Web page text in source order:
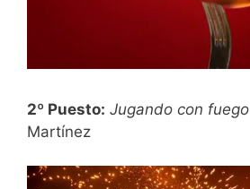
2º Puesto: Jugando con fuego
Martínez